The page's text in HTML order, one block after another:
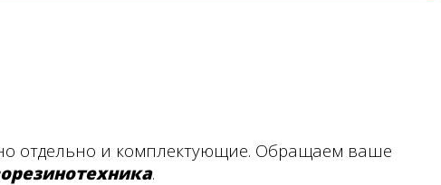
отдельно и комплектующие. Обращаем ваше
.